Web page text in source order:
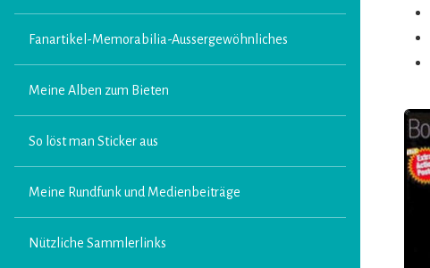
Fanartikel-Memorabilia-Aussergewöhnliches
Meine Alben zum Bieten
So löst man Sticker aus
Meine Rundfunk und Medienbeiträge
Nützliche Sammlerlinks